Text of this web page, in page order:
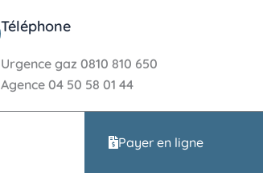
Téléphone
Urgence gaz 0810 810 650
Agence 04 50 58 01 44
Payer en ligne